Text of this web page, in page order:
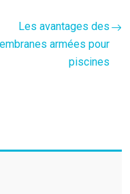
Les avantages des
armées pour
piscines